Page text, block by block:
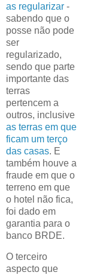
as regularizar -
sabendo que o
posse não pode
ser
regularizado,
sendo que parte
importante das
terras
pertencem a
outros, inclusive
as terras em que
ficam um terço
das casas. E
também houve a
fraude em que o
terreno em que
o hotel não fica,
foi dado em
garantia para o
banco BRDE.
O terceiro
aspecto que